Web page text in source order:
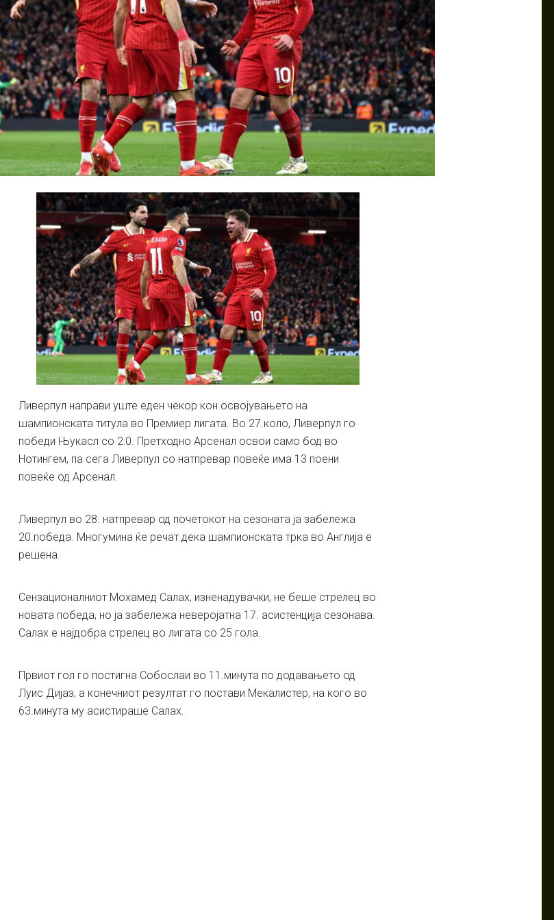
Ливерпул направи уште еден чекор кон освојувањето на
шампионската титула во Премиер лигата. Во 27.коло, Ливерпул го
победи Њукасл со 2:0. Претходно Арсенал освои само бод во
Нотингем, па сега Ливерпул со натпревар повеќе има 13 поени
повеќе од Арсенал.
Ливерпул во 28. натпревар од почетокот на сезоната ја забележа
20.победа. Многумина ќе речат дека шампионската трка во Англија е
решена.
Сензационалниот Мохамед Салах, изненадувачки, не беше стрелец во
новата победа, но ја забележа неверојатна 17. асистенција сезонава.
Салах е најдобра стрелец во лигата со 25 гола.
Првиот гол го постигна Собослаи во 11.минута по додавањето од
Луис Дијаз, а конечниот резултат го постави Мекалистер, на кого во
63.минута му асистираше Салах.